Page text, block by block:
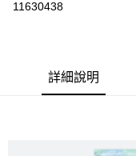
ATM付款
11630438
詳細說明